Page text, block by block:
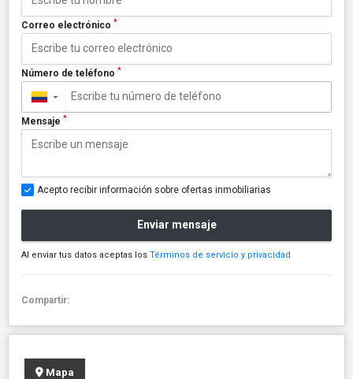
Correo electrónico *
Número de teléfono *
▼
Mensaje *
Acepto recibir información sobre ofertas inmobiliarias
Enviar mensaje
Al enviar tus datos aceptas los Términos de servicio y privacidad
Compartir:
Mapa